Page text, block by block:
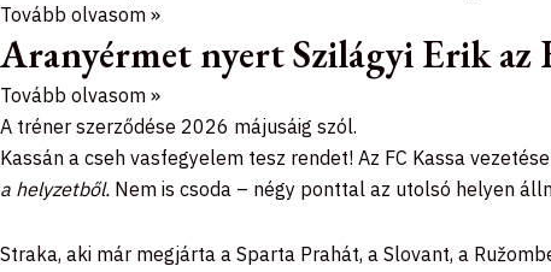
Tovább olvasom »
Aranyérmet nyert Szilágyi Erik az
Tovább olvasom »
A tréner szerződése 2026 májusáig szól.
Kassán a cseh vasfegyelem tesz rendet! Az FC Kassa
a helyzetből. Nem is csoda – négy ponttal az utolsó helyen
Straka, aki már megjárta a Sparta Prahát, a Slovant, a